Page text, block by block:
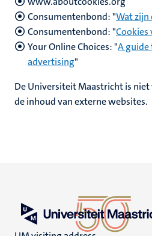
Consumentenbond: "Wat zijn
Consumentenbond: "
Your Online Choices: "A
advertising"
De Universiteit Maastricht is
de inhoud van externe websites.